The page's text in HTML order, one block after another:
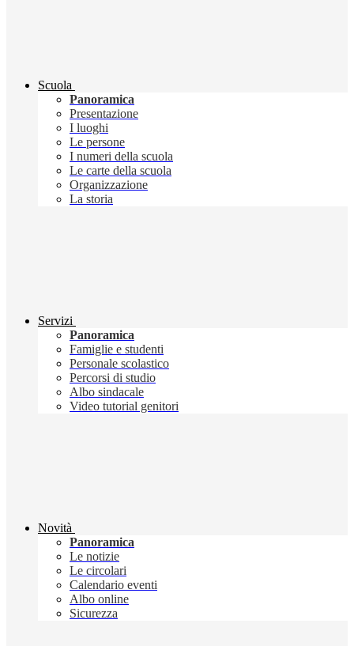
Scuola
Panoramica
Presentazione
I luoghi
Le persone
I numeri della scuola
Le carte della scuola
Organizzazione
La storia
Servizi
Panoramica
Famiglie e studenti
Personale scolastico
Percorsi di studio
Albo sindacale
Video tutorial genitori
Novità
Panoramica
Le notizie
Le circolari
Calendario eventi
Albo online
Sicurezza